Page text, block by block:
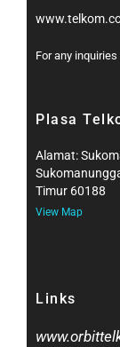
For any
Plasa
Alamat:
Timur 60188
View Map
Links